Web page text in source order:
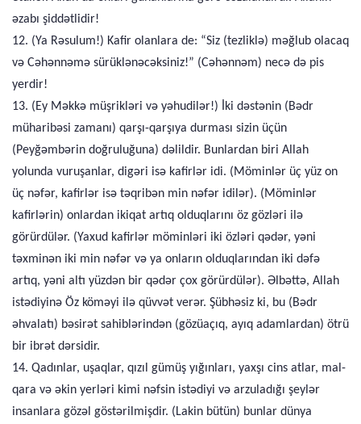
əzabı şiddətlidir!
12. (Ya Rəsulum!) Kafir olanlara de: “Siz (tezliklə) məğlub olacaq
və Cəhənnəmə sürüklənəcəksiniz!” (Cəhənnəm) necə də pis
yerdir!
13. (Ey Məkkə müşrikləri və yəhudilər!) İki dəstənin (Bədr
müharibəsi zamanı) qarşı-qarşıya durması sizin üçün
(Peyğəmbərin doğruluğuna) dəlildir. Bunlardan biri Allah
yolunda vuruşanlar, digəri isə kafirlər idi. (Möminlər üç yüz on
üç nəfər, kafirlər isə təqribən min nəfər idilər). (Möminlər
kafirlərin) onlardan ikiqat artıq olduqlarını öz gözləri ilə
görürdülər. (Yaxud kafirlər möminləri iki özləri qədər, yəni
təxminən iki min nəfər və ya onların olduqlarından iki dəfə
artıq, yəni altı yüzdən bir qədər çox görürdülər). Əlbəttə, Allah
istədiyinə Öz köməyi ilə qüvvət verər. Şübhəsiz ki, bu (Bədr
əhvalatı) bəsirət sahiblərindən (gözüaçıq, ayıq adamlardan) ötrü
bir ibrət dərsidir.
14. Qadınlar, uşaqlar, qızıl gümüş yığınları, yaxşı cins atlar, mal-
qara və əkin yerləri kimi nəfsin istədiyi və arzuladığı şeylər
insanlara gözəl göstərilmişdir. (Lakin bütün) bunlar dünya